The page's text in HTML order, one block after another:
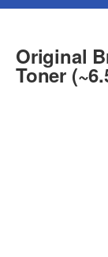
Original
Toner